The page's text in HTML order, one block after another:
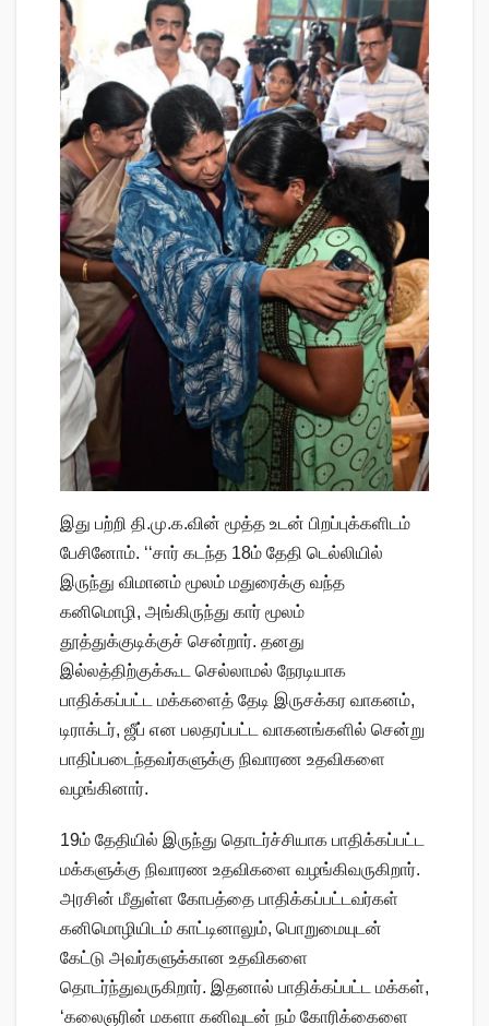
இது பற்றி தி.மு.க.வின் மூத்த உடன் பிறப்புக்களிடம்
பேசினோம். ‘‘சார் கடந்த 18ம் தேதி டெல்லியில்
இருந்து விமானம் மூலம் மதுரைக்கு வந்த
கனிமொழி, அங்கிருந்து கார் மூலம்
தூத்துக்குடிக்குச் சென்றார். தனது
இல்லத்திற்குக்கூட செல்லாமல் நேரடியாக
பாதிக்கப்பட்ட மக்களைத் தேடி இருசக்கர வாகனம்,
டிராக்டர், ஜீப் என பலதரப்பட்ட வாகனங்களில் சென்று
பாதிப்படைந்தவர்களுக்கு நிவாரண உதவிகளை
வழங்கினார்.
19ம் தேதியில் இருந்து தொடர்ச்சியாக பாதிக்கப்பட்ட
மக்களுக்கு நிவாரண உதவிகளை வழங்கிவருகிறார்.
அரசின் மீதுள்ள கோபத்தை பாதிக்கப்பட்டவர்கள்
கனிமொழியிடம் காட்டினாலும், பொறுமையுடன்
கேட்டு அவர்களுக்கான உதவிகளை
தொடர்ந்துவருகிறார். இதனால் பாதிக்கப்பட்ட மக்கள்,
‘கலைஞரின் மகளா கனிவுடன் நம் கோரிக்கைளை